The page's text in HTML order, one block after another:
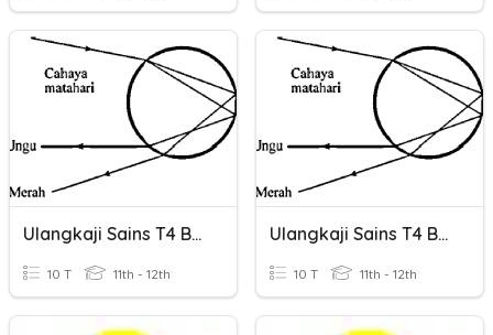
Ulangkaji Sains T4 Bab 7 Cahaya, Warna & Penglihatan
10 T 11th - 12th
Ulangkaji Sains T4 Bab 7 Cahaya, Warna & Penglihatan
10 T 11th - 12th